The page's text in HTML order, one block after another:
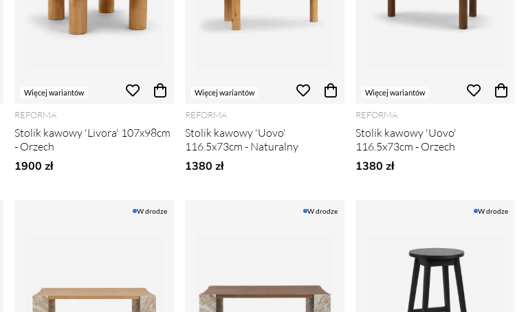
Więcej wariantów
REFORMA
Stolik kawowy 'Livora' 107x98cm
- Orzech
1900 zł
Więcej wariantów
REFORMA
Stolik kawowy 'Uovo'
116.5x73cm - Naturalny
1380 zł
Więcej wariantów
REFORMA
Stolik kawowy 'Uovo'
116.5x73cm - Orzech
1380 zł
W drodze W drodze W drodze